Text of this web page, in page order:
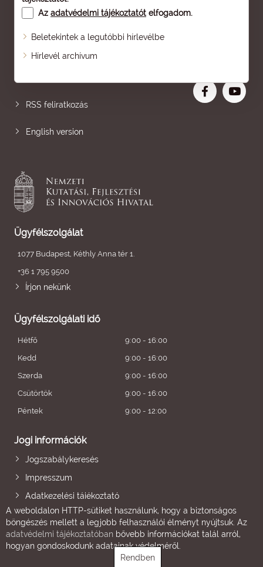
Az adatvédelmi tájékoztatót elfogadom.
Beletekintek a legutóbbi hírlevélbe
Hírlevél archívum
Oldaltérkép
RSS feliratkozás
English version
Ügyfélszolgálat
1077 Budapest, Kéthly Anna tér 1.
+36 1 795 9500
Írjon nekünk
Ügyfélszolgálati idő
Hétfő
9:00 - 16:00
Kedd
9:00 - 16:00
Szerda
9:00 - 16:00
Csütörtök
9:00 - 16:00
Péntek
9:00 - 12:00
Jogi információk
Jogszabálykeresés
Impresszum
Adatkezelési tájékoztató
A weboldalon HTTP-sütiket használunk, hogy a biztonságos
böngészés mellett a legjobb felhasználói élményt nyújtsuk. Az
adatvédelmi tájékoztatóban bővebb információkat talál arról,
hogyan gondoskodunk adatainak védelméről.
Rendben